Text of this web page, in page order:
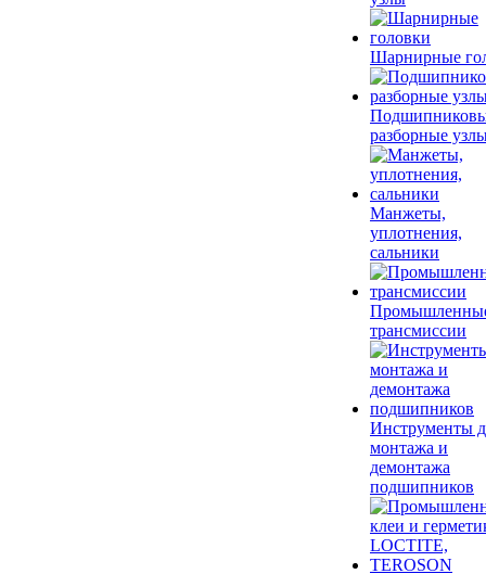
Шарнирные
разборные
Манжеты,
уплотнения,
сальники
трансмиссии
Инструменты
монтажа и
демонтажа
подшипников